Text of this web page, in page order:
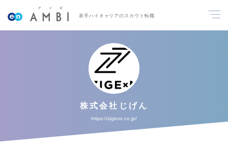
若手ハイキャリアのスカウト転職
株式会社じげん
https://zigexn.co.jp/